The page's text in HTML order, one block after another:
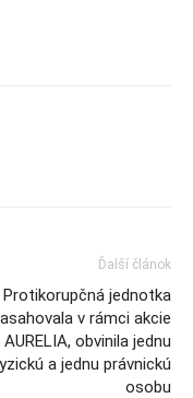
Ďalší článok
Protikorupčná jednotka
v rámci akcie
AURELIA, obvinila jednu
a jednu právnickú
osobu